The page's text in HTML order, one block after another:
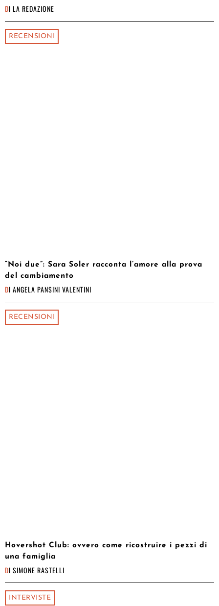
DI LA REDAZIONE
RECENSIONI
“Noi due”: Sara Soler racconta l’amore alla prova
del cambiamento
DI ANGELA PANSINI VALENTINI
RECENSIONI
Hovershot Club: ovvero come ricostruire i pezzi di
una famiglia
DI SIMONE RASTELLI
INTERVISTE